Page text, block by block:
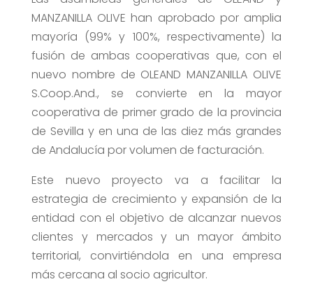
MANZANILLA OLIVE han aprobado por amplia
mayoría (99% y 100%, respectivamente) la
fusión de ambas cooperativas que, con el
nuevo nombre de OLEAND MANZANILLA OLIVE
S.Coop.And., se convierte en la mayor
cooperativa de primer grado de la provincia
de Sevilla y en una de las diez más grandes
de Andalucía por volumen de facturación.
Este nuevo proyecto va a facilitar la
estrategia de crecimiento y expansión de la
entidad con el objetivo de alcanzar nuevos
clientes y mercados y un mayor ámbito
territorial, convirtiéndola en una empresa
más cercana al socio agricultor.